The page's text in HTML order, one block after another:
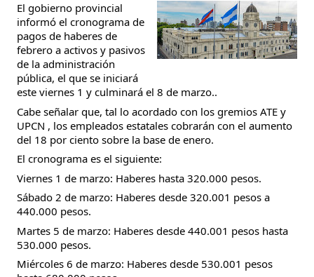
El gobierno provincial
informó el cronograma de
pagos de haberes de
febrero a activos y pasivos
de la administración
pública, el que se iniciará
este viernes 1 y culminará el 8 de marzo..
Cabe señalar que, tal lo acordado con los gremios ATE y
UPCN , los empleados estatales cobrarán con el aumento
del 18 por ciento sobre la base de enero.
El cronograma es el siguiente:
Viernes 1 de marzo: Haberes hasta 320.000 pesos.
Sábado 2 de marzo: Haberes desde 320.001 pesos a
440.000 pesos.
Martes 5 de marzo: Haberes desde 440.001 pesos hasta
530.000 pesos.
Miércoles 6 de marzo: Haberes desde 530.001 pesos